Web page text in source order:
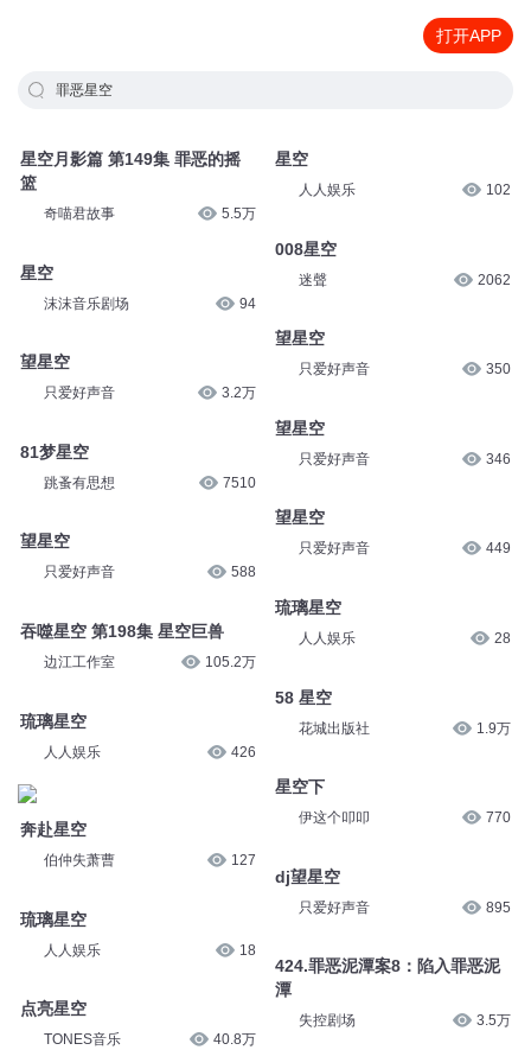
打开APP
罪恶星空
星空月影篇 第149集 罪恶的摇
篮
奇喵君故事 5.5万
星空
沫沫音乐剧场 94
望星空
只爱好声音 3.2万
81梦星空
跳蚤有思想 7510
望星空
只爱好声音 588
吞噬星空 第198集 星空巨兽
边江工作室 105.2万
琉璃星空
人人娱乐 426
奔赴星空
伯仲失萧曹 127
琉璃星空
人人娱乐 18
点亮星空
TONES音乐 40.8万
星空
人人娱乐 102
008星空
迷聲 2062
望星空
只爱好声音 350
望星空
只爱好声音 346
望星空
只爱好声音 449
琉璃星空
人人娱乐 28
58 星空
花城出版社 1.9万
星空下
伊这个叩叩 770
dj望星空
只爱好声音 895
424.罪恶泥潭案8：陷入罪恶泥
潭
失控剧场 3.5万